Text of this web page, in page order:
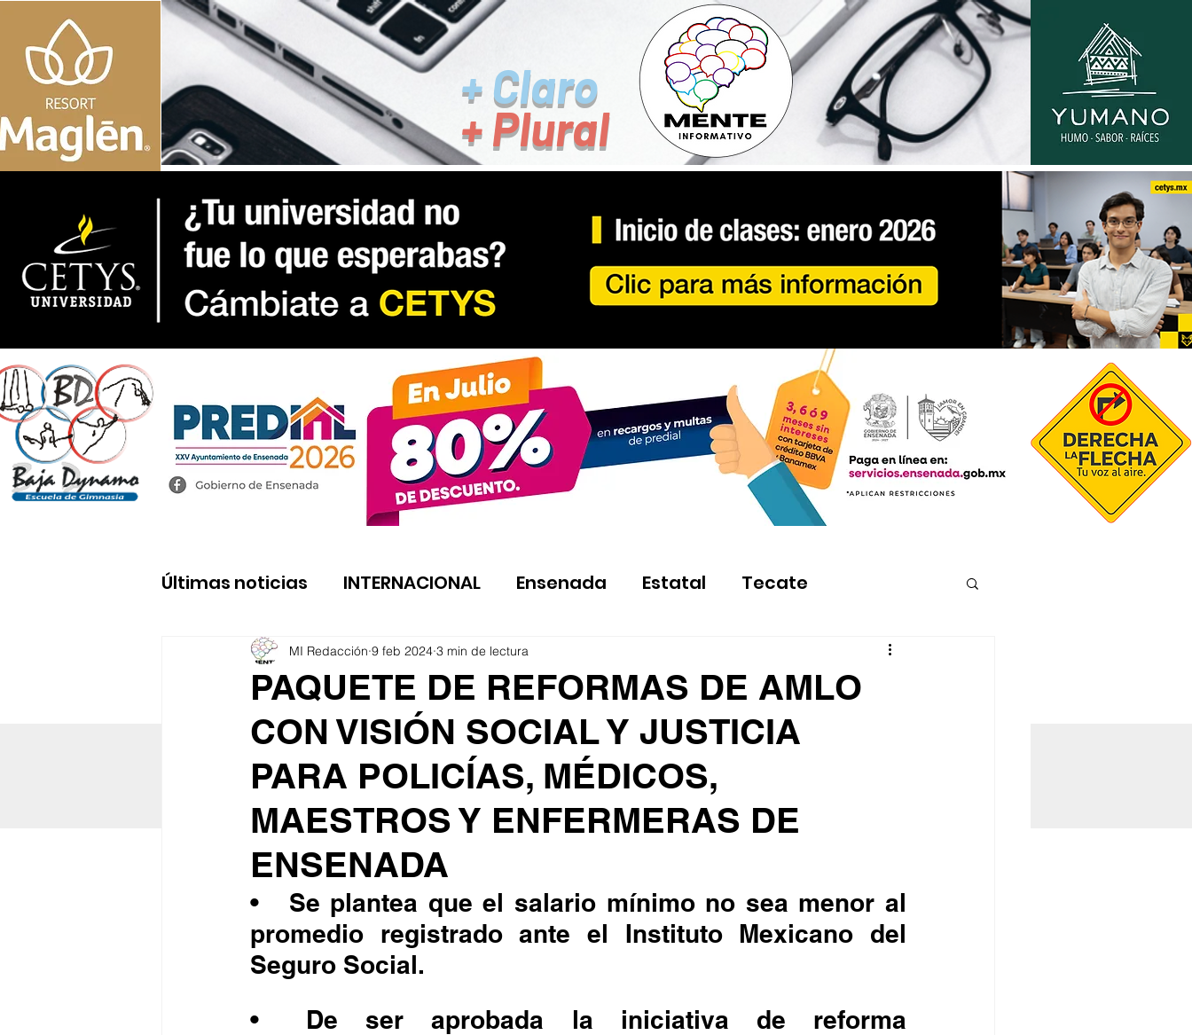
+ Claro
+ Plural
Últimas noticias INTERNACIONAL Ensenada Estatal Tecate
PAQUETE DE REFORMAS DE AMLO
CON VISIÓN SOCIAL Y JUSTICIA
PARA POLICÍAS, MÉDICOS,
MAESTROS Y ENFERMERAS DE
ENSENADA
MI Redacción 9 feb 2024 3 min de lectura
•	Se plantea que el salario mínimo no sea menor al
promedio registrado ante el Instituto Mexicano del
Seguro Social.
•	De ser aprobada la iniciativa de reforma